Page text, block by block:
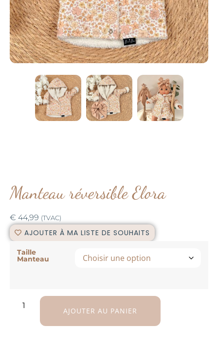
Manteau réversible Elora
€ 44,99 (TVAC)
AJOUTER À MA LISTE DE SOUHAITS
Taille
Manteau
AJOUTER AU PANIER